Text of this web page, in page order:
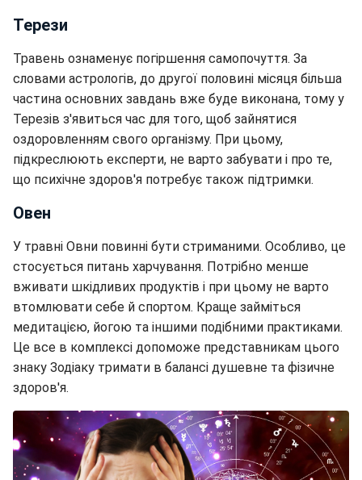
Терези
Травень ознаменує погіршення самопочуття. За
словами астрологів, до другої половині місяця більша
частина основних завдань вже буде виконана, тому у
Терезів з'явиться час для того, щоб зайнятися
оздоровленням свого організму. При цьому,
підкреслюють експерти, не варто забувати і про те,
що психічне здоров'я потребує також підтримки.
Овен
У травні Овни повинні бути стриманими. Особливо, це
стосується питань харчування. Потрібно менше
вживати шкідливих продуктів і при цьому не варто
втомлювати себе й спортом. Краще займіться
медитацією, йогою та іншими подібними практиками.
Це все в комплексі допоможе представникам цього
знаку Зодіаку тримати в балансі душевне та фізичне
здоров'я.